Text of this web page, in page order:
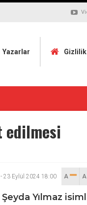
Yazarlar
edilmesi
- 23 Eylül 2024 18:00 A
Yılmaz